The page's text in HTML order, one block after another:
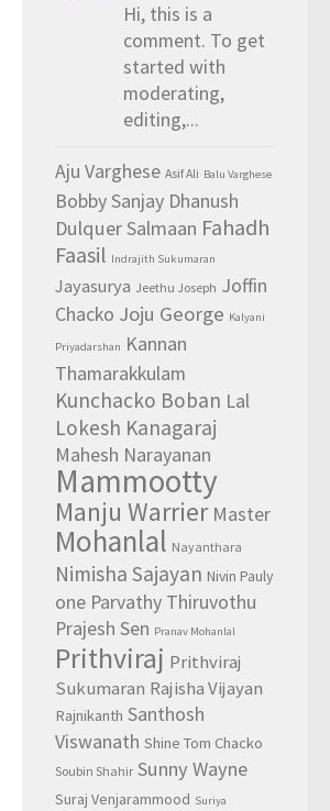
Hi, this is a
comment. To get
started with
moderating,
editing,...
Aju Varghese Asif Ali Balu Varghese
Bobby Sanjay Dhanush
Dulquer Salmaan Fahadh
Faasil Indrajith Sukumaran
Jayasurya Jeethu Joseph Joffin
Chacko Joju George Kalyani
Priyadarshan Kannan
Thamarakkulam
Kunchacko Boban Lal
Lokesh Kanagaraj
Mahesh Narayanan
Mammootty
Manju WarrierMaster
Mohanlal Nayanthara
Nimisha Sajayan Nivin Pauly
one Parvathy Thiruvothu
Prajesh Sen Pranav Mohanlal
Prithviraj Prithviraj
Sukumaran Rajisha Vijayan
Rajnikanth Santhosh
Viswanath Shine Tom Chacko
Soubin Shahir Sunny Wayne
Suraj Venjarammood Suriya